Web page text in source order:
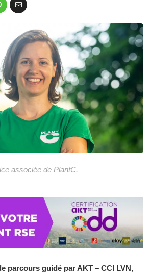
associée de PlantC.
parcours guidé par AKT – CCI LVN,